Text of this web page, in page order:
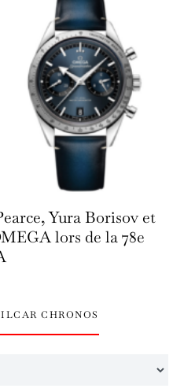
Yura Borisov et
lors de la 78e
CHRONOS